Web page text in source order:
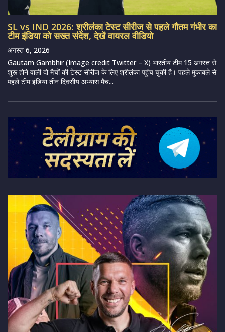
SL vs IND 2026: श्रीलंका टेस्ट सीरीज से पहले गौतम गंभीर का
टीम इंडिया को सख्त संदेश, देखें वायरल वीडियो
अगस्त 6, 2026
Gautam Gambhir (Image credit Twitter – X) भारतीय टीम 15 अगस्त से
शुरू होने वाली दो मैचों की टेस्ट सीरीज के लिए श्रीलंका पहुंच चुकी है। पहले मुकाबले से
पहले टीम इंडिया तीन दिवसीय अभ्यास मैच...